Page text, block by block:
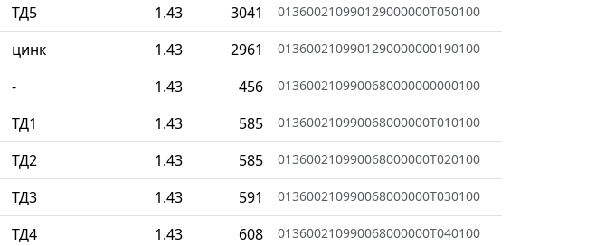
ТД5 1.43 3041 013600210990129000000T050100
цинк 1.43 2961 0136002109901290000000190100
- 1.43 456 0136002109900680000000000100
ТД1 1.43 585 013600210990068000000T010100
ТД2 1.43 585 013600210990068000000T020100
ТД3 1.43 591 013600210990068000000T030100
ТД4 1.43 608 013600210990068000000T040100